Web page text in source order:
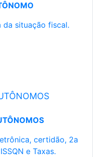
da situação fiscal.
certidão, 2a
e Taxas.